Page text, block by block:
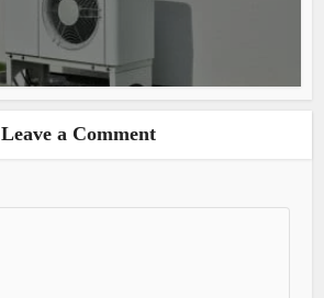
Leave a Comment